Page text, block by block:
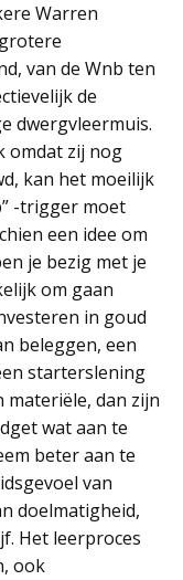
Warren
van de Wnb ten
de
dwergvleermuis.
omdat zij nog
kan het moeilijk
-trigger moet
een idee om
je bezig met je
om gaan
in goud
beleggen, een
starterslening
dan zijn
wat aan te
beter aan te
van
doelmatigheid,
Het leerproces
ook